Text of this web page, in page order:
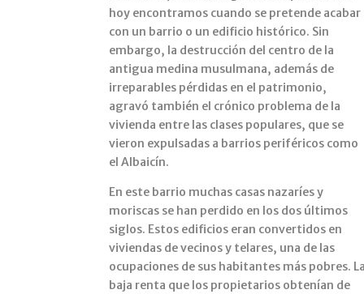
hoy encontramos cuando se pretende acabar
con un barrio o un edificio histórico. Sin
embargo, la destrucción del centro de la
antigua medina musulmana, además de
irreparables pérdidas en el patrimonio,
agravó también el crónico problema de la
vivienda entre las clases populares, que se
vieron expulsadas a barrios periféricos como
el Albaicín.
En este barrio muchas casas nazaríes y
moriscas se han perdido en los dos últimos
siglos. Estos edificios eran convertidos en
viviendas de vecinos y telares, una de las
ocupaciones de sus habitantes más pobres.
baja renta que los propietarios obtenían de